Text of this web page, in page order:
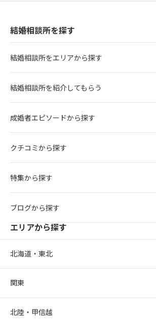
結婚相談所を探す
結婚相談所をエリアから探す
結婚相談所を紹介してもらう
成婚者エピソードから探す
クチコミから探す
特集から探す
ブログから探す
エリアから探す
北海道・東北
関東
北陸・甲信越